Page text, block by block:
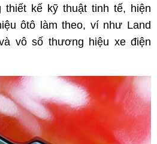
kế kỹ thuật tinh tế, hiện
ôtô làm theo, ví như Land
vô số thương hiệu xe điện